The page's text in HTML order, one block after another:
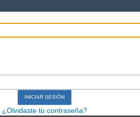
¿Olvidaste tu contraseña?